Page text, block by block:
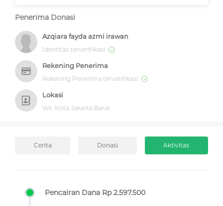
Penerima Donasi
Azqiara fayda azmi irawan
Identitas terverifikasi
Rekening Penerima
Rekening Penerima terverifikasi
Lokasi
Wil. Kota Jakarta Barat
Cerita Donasi Aktivitas
Pencairan Dana Rp 2.597.500